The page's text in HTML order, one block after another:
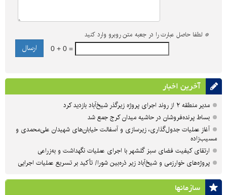
* لطفا حاصل عبارت را در جعبه متن روبرو وارد کنید
0 + 0 =
آخرین اخبار
مدیر منطقه ۲ از روند اجرای پروژه زیرگذر شیخ‌آباد بازدید کرد
بساط پرنده‌فروشان در حاشیه میدان کرج جمع شد
آغاز عملیات جدول‌گذاری، زیرسازی و آسفالت خیابان‌های شهیدان علی‌محمدی و
مسیب‌زاده
ارتقای کیفیت فضای سبز گلشهر با اجرای عملیات نگهداشت و به‌زراعی
پروژه‌های خوارزمی و شیخ‌آباد زیر ذره‌بین شورا/ تأکید بر تسریع عملیات اجرایی
سازمان‎ها